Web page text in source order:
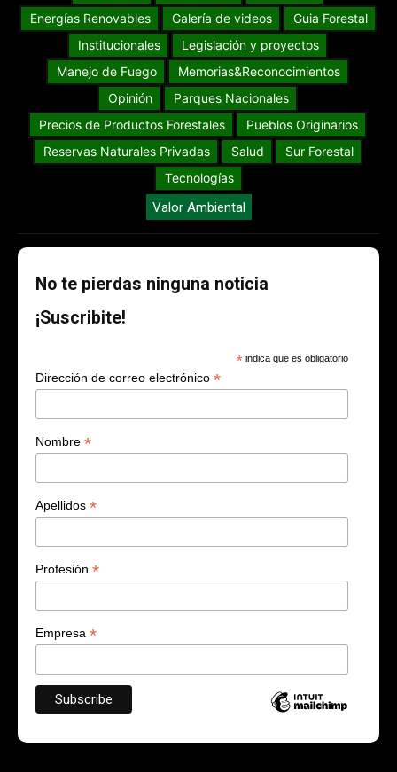
Energías Renovables
Galería de videos
Guia Forestal
Institucionales
Legislación y proyectos
Manejo de Fuego
Memorias&Reconocimientos
Opinión
Parques Nacionales
Precios de Productos Forestales
Pueblos Originarios
Reservas Naturales Privadas
Salud
Sur Forestal
Tecnologías
Valor Ambiental
No te pierdas ninguna noticia
¡Suscribite!
* indica que es obligatorio
Dirección de correo electrónico *
Nombre *
Apellidos *
Profesión *
Empresa *